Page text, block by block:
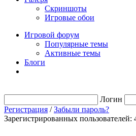
Скриншоты
Игровые обои
Игровой форум
Популярные темы
Активные темы
Блоги
Логин
Регистрация /Забыли пароль?
Зарегистрированных пользователей: